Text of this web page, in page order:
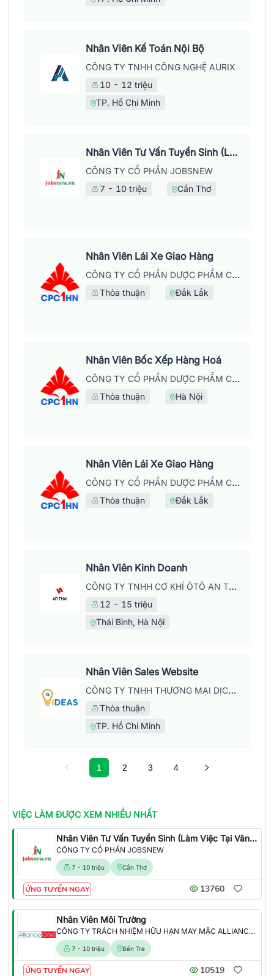
Nhân Viên Kế Toán Nội Bộ
CÔNG TY TNHH CÔNG NGHỆ AURIX
10 - 12 triệu
TP. Hồ Chí Minh
Nhân Viên Tư Vấn Tuyển Sinh (Làm Việc Tại Văn Phòng)
CÔNG TY CỔ PHẦN JOBSNEW
7 - 10 triệu
Cần Thơ
Nhân Viên Lái Xe Giao Hàng
CÔNG TY CỔ PHẦN DƯỢC PHẨM CPC1 HÀ NỘI
Thỏa thuận Đắk Lắk
Nhân Viên Bốc Xếp Hàng Hoá
CÔNG TY CỔ PHẦN DƯỢC PHẨM CPC1 HÀ NỘI
Thỏa thuận Hà Nội
Nhân Viên Lái Xe Giao Hàng
CÔNG TY CỔ PHẦN DƯỢC PHẨM CPC1 HÀ NỘI
Thỏa thuận Đắk Lắk
Nhân Viên Kinh Doanh
CÔNG TY TNHH CƠ KHÍ ÔTÔ AN THÁI
12 - 15 triệu
Thái Bình, Hà Nội
Nhân Viên Sales Website
CÔNG TY TNHH THƯƠNG MẠI DỊCH VỤ WEB IDEAS
Thỏa thuận
TP. Hồ Chí Minh
1 2 3 4
VIỆC LÀM ĐƯỢC XEM NHIỀU NHẤT
Nhân Viên Tư Vấn Tuyển Sinh (Làm Việc Tại Văn Phòng)
CÔNG TY CỔ PHẦN JOBSNEW
7 - 10 triệu Cần Thơ
ỨNG TUYỂN NGAY 13760
Nhân Viên Môi Trường
CÔNG TY TRÁCH NHIỆM HỮU HẠN MAY MẶC ALLIANCE ONE
7 - 10 triệu Bến Tre
ỨNG TUYỂN NGAY 10519